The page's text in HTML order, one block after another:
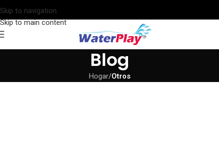
Skip to navigation
Skip to main content
Blog
Hogar/Otros